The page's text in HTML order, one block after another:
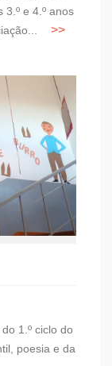
3.º e 4.º anos
1.º ciclo do
poesia e da